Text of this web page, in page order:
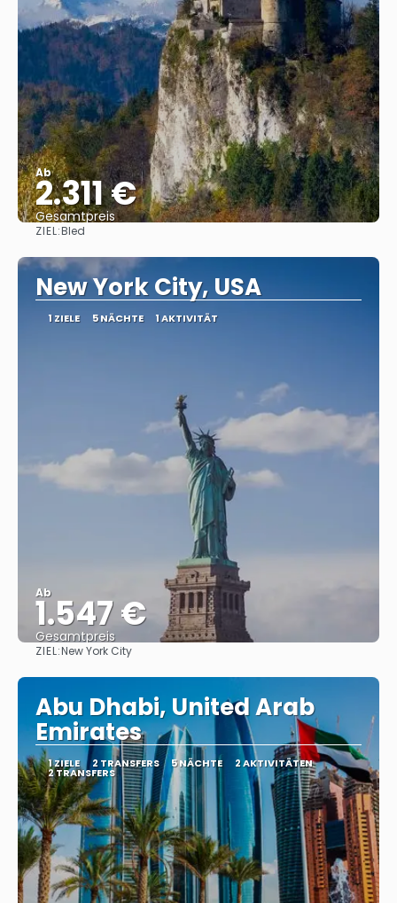
Ab
2.311 €
Gesamtpreis
ZIEL:Bled
New York City, USA
1 ZIELE 5 NÄCHTE 1 AKTIVITÄT
Ab
1.547 €
Gesamtpreis
ZIEL:New York City
Abu Dhabi, United Arab
Emirates
1 ZIELE 2 TRANSFERS 5 NÄCHTE 2 AKTIVITÄTEN
2 TRANSFERS